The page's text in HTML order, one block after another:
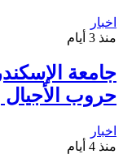
اخبار
منذ 3 أيام
جامعة
حروب الأجيال
اخبار
منذ 4 أيام